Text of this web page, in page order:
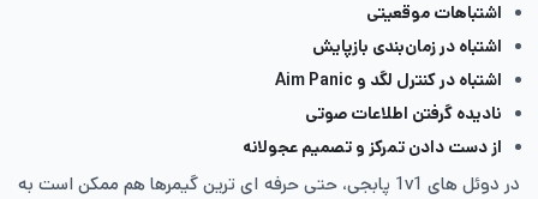
اشتباهات موقعیتی
اشتباه در زمان‌بندی بازپایش
اشتباه در کنترل لگد و Aim Panic
نادیده گرفتن اطلاعات صوتی
از دست دادن تمرکز و تصمیم عجولانه
در دوئل های 1v1 پابجی، حتی حرفه ای ترین گیمرها هم ممکن است به